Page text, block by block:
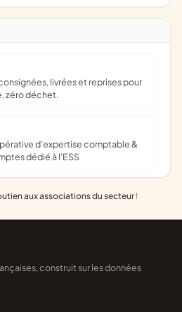
zéro déchet.
dédié à l'ESS
aux associations du secteur !